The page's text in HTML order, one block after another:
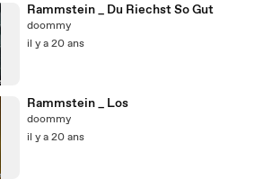
Rammstein _ Du Riechst So Gut
doommy
il y a 20 ans
Rammstein _ Los
doommy
il y a 20 ans